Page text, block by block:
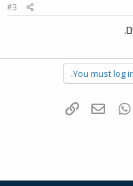
#3
You must log
WhatsAppדואר אלקטרוני